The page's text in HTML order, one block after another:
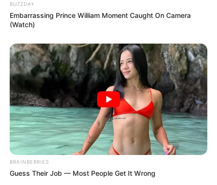
BUZZDAY
Embarrassing Prince William Moment Caught On Camera
(Watch)
BRAINBERRIES
Guess Their Job — Most People Get It Wrong